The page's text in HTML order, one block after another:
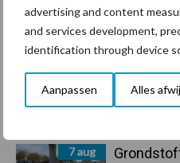
advertising and content
and services development,
identification through device
Aanpassen Alles
Primaire
Recent nieuws
7 aug
Toon